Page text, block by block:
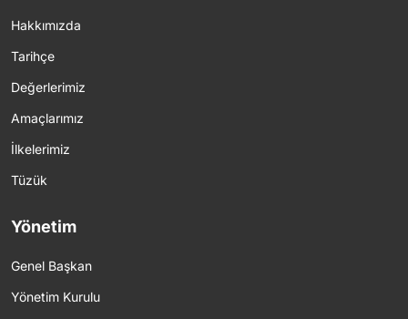
Hakkımızda
Tarihçe
Değerlerimiz
Amaçlarımız
İlkelerimiz
Tüzük
Yönetim
Genel Başkan
Yönetim Kurulu